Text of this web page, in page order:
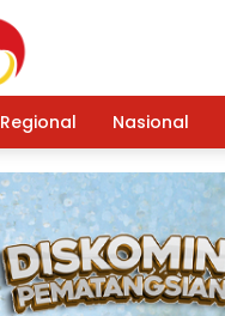
Regional Nasional